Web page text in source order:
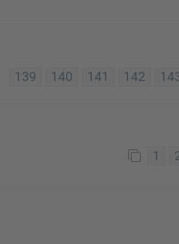
139 140 141 142
1